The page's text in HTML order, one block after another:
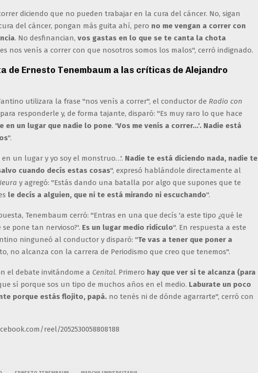
diciendo que no pueden trabajar en la cura del cáncer. No, sigan
del cáncer, pongan más guita ahí, pero no me vengan a correr con
. No desfinancian, vos gastas en lo que se te canta la chota
nos venís a correr con que nosotros somos los malos", cerró indignado.
de Ernesto Tenembaum a las críticas de Alejandro
utilizara la frase "nos venís a correr", el conductor de Radio con
responderle y, de forma tajante, disparó: "Es muy raro lo que hace
en un lugar que nadie lo pone. 'Vos me venís a correr…'. Nadie está
".
en un lugar y yo soy el monstruo…'. Nadie te está diciendo nada, nadie te
cuando decís estas cosas", expresó hablándole directamente al
y agregó: "Estás dando una batalla por algo que supones que te
le decís a alguien, que ni te está mirando ni escuchando".
Tenembaum cerró: "Entras en una que decís 'a este tipo ¿qué le
se pone tan nervioso?'. Es un lugar medio ridículo". En respuesta a este
ninguneó al conductor y disparó: "Te vas a tener que poner a
no alcanza con la carrera de Periodismo que creo que tenemos".
el debate invitándome a Cenital. Primero hay que ver si te alcanza (para
sí porque sos un tipo de muchos años en el medio. Laburate un poco
porque estás flojito, papá. no tenés ni de dónde agarrarte", cerró con
reel/2052530058808188